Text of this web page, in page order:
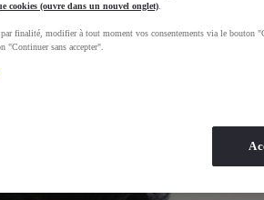
cookies (ouvre dans un nouvel onglet)
par finalité, modifier à tout moment vos consentements via le bouton
"Continuer sans accepter".